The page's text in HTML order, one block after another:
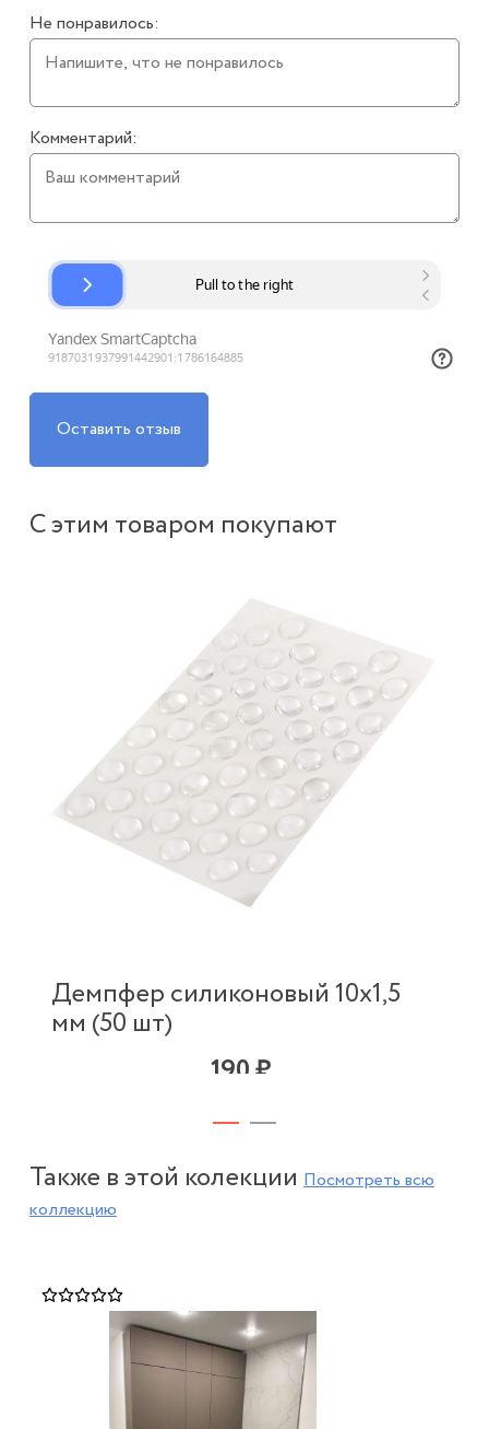
Не понравилось:
Комментарий:
Оставить отзыв
С этим товаром покупают
Демпфер силиконовый 10х1,5
мм (50 шт)
190 ₽
Также в этой колекцииПосмотреть всю
коллекцию